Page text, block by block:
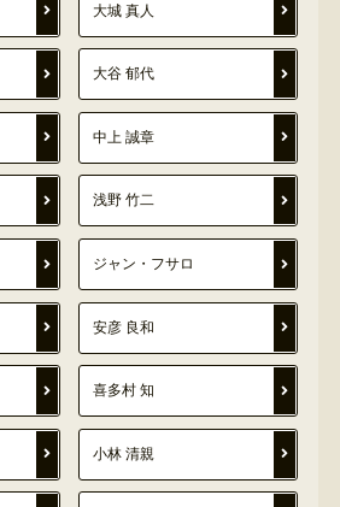
大城 真人
大谷 郁代
中上 誠章
浅野 竹二
ジャン・フサロ
安彦 良和
喜多村 知
小林 清親